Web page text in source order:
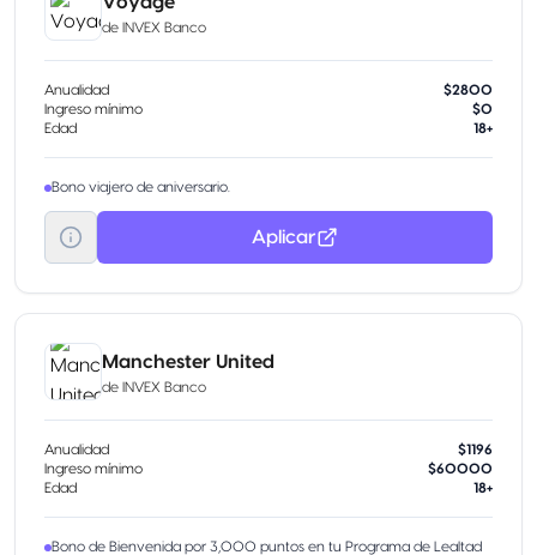
de INVEX Banco
Anualidad
$2800
Ingreso mínimo
$0
Edad
18+
Bono viajero de aniversario.
Aplicar
Manchester United
de INVEX Banco
Anualidad
$1196
Ingreso mínimo
$60000
Edad
18+
Bono de Bienvenida por 3,000 puntos en tu Programa de Lealtad